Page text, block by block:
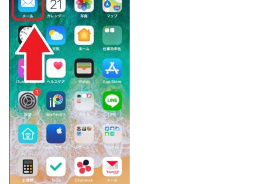
車の運転中にiPhone通知を制御する『通知を停止機
能』の設定と使い方!!
iPhoneカメラのタイマー設定！連写せずに撮影する
方法